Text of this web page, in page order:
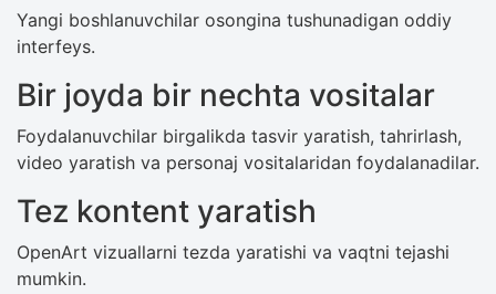
Yangi boshlanuvchilar osongina tushunadigan oddiy
interfeys.
Bir joyda bir nechta vositalar
Foydalanuvchilar birgalikda tasvir yaratish, tahrirlash,
video yaratish va personaj vositalaridan foydalanadilar.
Tez kontent yaratish
OpenArt vizuallarni tezda yaratishi va vaqtni tejashi
mumkin.